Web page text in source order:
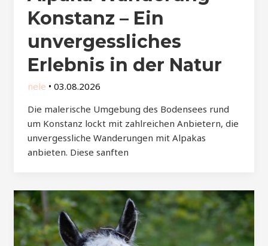
Konstanz – Ein
unvergessliches
Erlebnis in der Natur
nele • 03.08.2026
Die malerische Umgebung des Bodensees rund
um Konstanz lockt mit zahlreichen Anbietern, die
unvergessliche Wanderungen mit Alpakas
anbieten. Diese sanften